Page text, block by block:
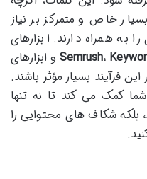
خاص و متمرکز بر نیاز
به همراه دارند. ابزارهای
Semrush،
و ابزارهای
این فرآیند بسیار مؤثر باشند.
شما کمک می کند تا نه تنها
بلکه شکاف های محتوایی را